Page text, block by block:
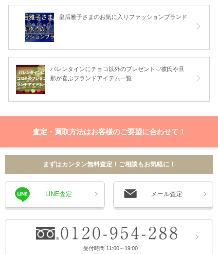
皇后雅子さまのお気に入りファッションブランド
バレンタインにチョコ以外のプレゼント♡彼氏や旦
那が喜ぶブランドアイテム一覧
査定・買取方法はお客様のご要望に合わせて！
まずはカンタン無料査定！ご相談もお気軽に！
LINE査定 メール査定
受付時間 11:00～19:00